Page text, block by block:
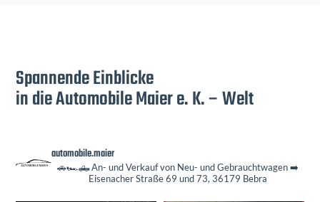
Spannende Einblicke
in die Automobile Maier e. K. – Welt
automobile.maier
🚗🏎️🛻 An- und Verkauf von Neu- und Gebrauchtwagen➡️
Eisenacher Straße 69 und 73, 36179 Bebra